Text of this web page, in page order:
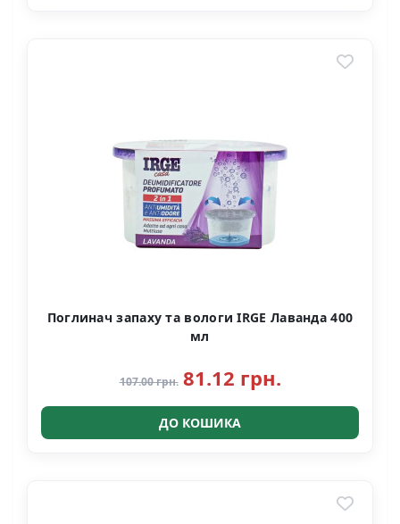
Поглинач запаху та вологи IRGE Лаванда 400
мл
107.00 грн. 81.12 грн.
ДО КОШИКА